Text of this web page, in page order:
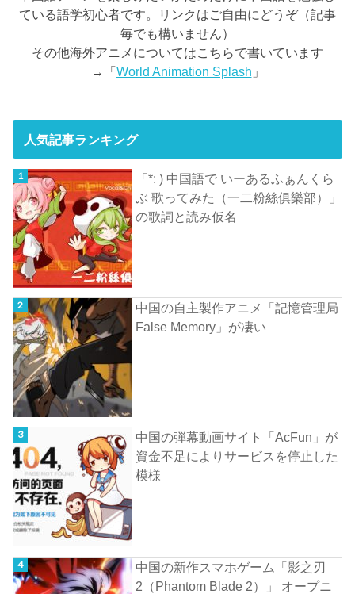
ている語学初心者です。リンクはご自由にどうぞ（記事
毎でも構いません）
その他海外アニメについてはこちらで書いています
→「World Animation Splash 」
人気記事ランキング
「*: ) 中国語で いーあるふぁんくら
ぶ 歌ってみた（一二粉絲俱樂部）」
の歌詞と読み仮名
中国の自主製作アニメ「記憶管理局
False Memory」が凄い
中国の弾幕動画サイト「AcFun」が
資金不足によりサービスを停止した
模様
中国の新作スマホゲーム「影之刃
2（Phantom Blade 2）」 オープニ